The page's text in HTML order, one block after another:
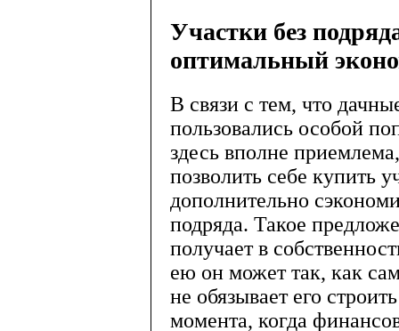
Участки без
оптимальный
В связи с тем, что
пользовались особой
здесь вполне
позволить себе купить
дополнительно
подряда. Такое
получает в
ею он может так, как
не обязывает его
момента, когда